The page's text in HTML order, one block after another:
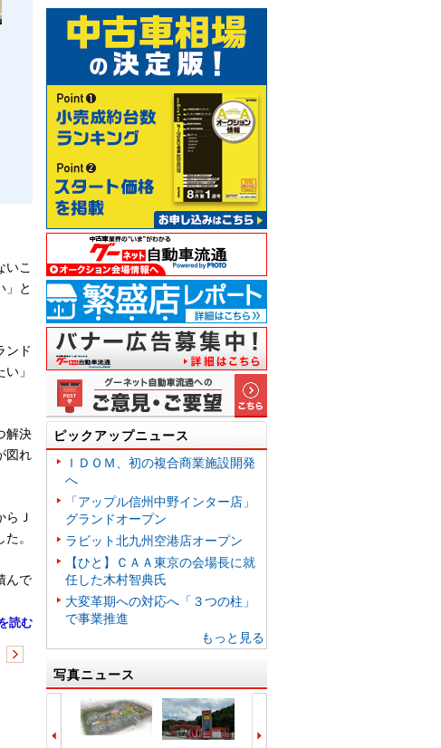
いこ
」と
ンド
」
解決
図れ
らＪ
。
んで
読む
ピックアップニュース
ＩＤＯＭ、初の複合商業施設開発
へ
「アップル信州中野インター店」
グランドオープン
ラビット北九州空港店オープン
【ひと】ＣＡＡ東京の会場長に就
任した木村智典氏
大変革期への対応へ「３つの柱」
で事業推進
もっと見る
写真ニュース